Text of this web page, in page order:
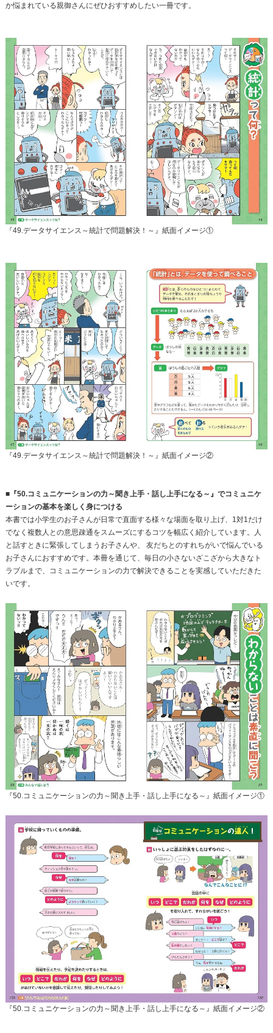
か悩まれている親御さんにぜひおすすめしたい一冊です。
『49.データサイエンス～統計で問題解決！～』紙面イメージ①
『49.データサイエンス～統計で問題解決！～』紙面イメージ②
■『50.コミュニケーションの力～聞き上手・話し上手になる～』でコミュニケ
ーションの基本を楽しく身につける
本書では小学生のお子さんが日常で直面する様々な場面を取り上げ、1対1だけ
でなく複数人との意思疎通をスムーズにするコツを幅広く紹介しています。人
と話すときに緊張してしまうお子さんや、 友だちとのすれちがいで悩んでいる
お子さんにおすすめです。本冊を通じて、毎日の小さないざこざから大きなト
ラブルまで、コミュニケーションの力で解決できることを実感していただきた
いです。
『50.コミュニケーションの力～聞き上手・話し上手になる～』紙面イメージ①
『50.コミュニケーションの力～聞き上手・話し上手になる～』紙面イメージ②